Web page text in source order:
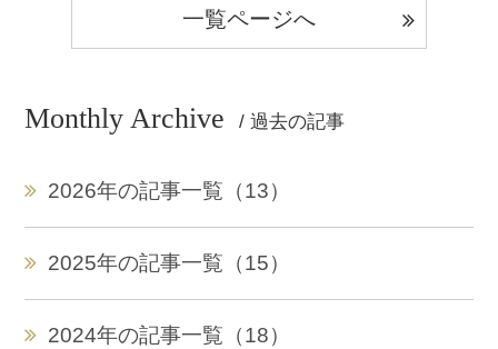
一覧ページへ
Monthly Archive / 過去の記事
2026年の記事一覧（13）
2025年の記事一覧（15）
2024年の記事一覧（18）